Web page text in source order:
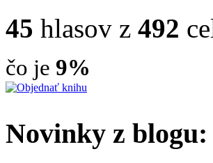
45 hlasov z 492
čo je 9%
Novinky z blogu: